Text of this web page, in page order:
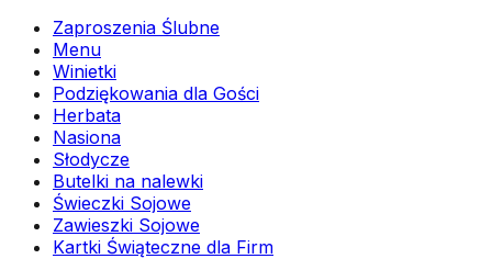
Zaproszenia Ślubne
Menu
Winietki
Podziękowania dla Gości
Herbata
Nasiona
Słodycze
Butelki na nalewki
Świeczki Sojowe
Zawieszki Sojowe
Kartki Świąteczne dla Firm